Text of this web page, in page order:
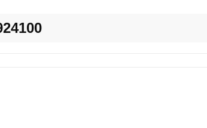
いる
夜まで、「今、健やかになりたい」というその想いに、